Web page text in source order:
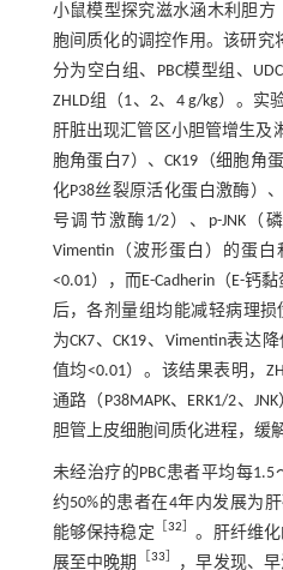
小鼠模型探究滋水涵木利胆方
胞间质化的调控作用。该研究
分为空白组、PBC模型组、
ZHLD组（1、2、4 g/kg）。实
肝脏出现汇管区小胆管增生及
胞角蛋白7）、CK19（细胞角
化P38丝裂原活化蛋白激酶）
号调节激酶1/2）、p-JNK（
Vimentin（波形蛋白）的蛋
<0.01），而E-Cadherin（E-钙
后，各剂量组均能减轻病理
为CK7、CK19、Vimentin表达
值均<0.01）。该结果表明，
通路（P38MAPK、ERK1/2、
胆管上皮细胞间质化进程，缓
未经治疗的PBC患者平均每1.5
约50%的患者在4年内发展为
能够保持稳定 ［32］ 。肝纤维
展至中晚期
［33］
，早发现、